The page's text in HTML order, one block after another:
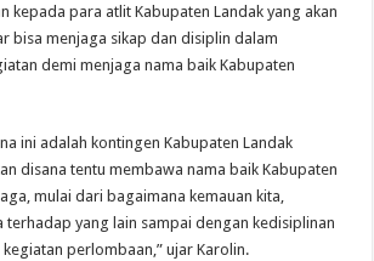
kepada para atlit Kabupaten Landak yang akan
bisa menjaga sikap dan disiplin dalam
demi menjaga nama baik Kabupaten
ini adalah kontingen Kabupaten Landak
disana tentu membawa nama baik Kabupaten
mulai dari bagaimana kemauan kita,
terhadap yang lain sampai dengan kedisiplinan
perlombaan,” ujar Karolin.